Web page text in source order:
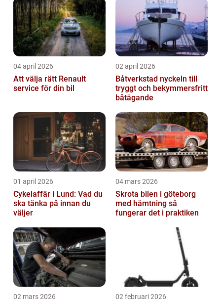
04 april 2026
Att välja rätt Renault
service för din bil
02 april 2026
Båtverkstad nyckeln till
tryggt och bekymmersfritt
båtägande
01 april 2026
Cykelaffär i Lund: Vad du
ska tänka på innan du
väljer
04 mars 2026
Skrota bilen i göteborg
med hämtning så
fungerar det i praktiken
02 mars 2026 02 februari 2026